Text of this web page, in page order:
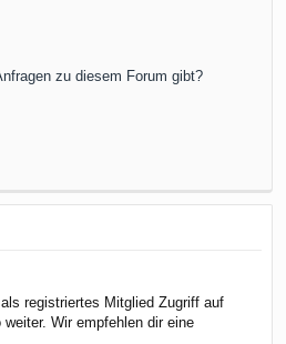
zu diesem Forum gibt?
registriertes Mitglied Zugriff auf
Wir empfehlen dir eine